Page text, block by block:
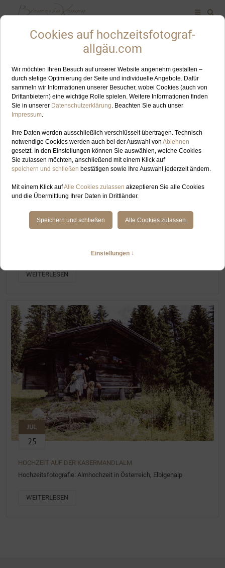
ALLES ZUM SCHLAGWORT: TIROL
AUG
HOCHZEITSFOTOGRAFIN FÜR EURE FREIE TRAUUNG IM
WEITERLESEN
JUL
25
HOCHZEIT AUF DER KASERMANDLALM
Hochzeitsfotografie: Almhochzeit in Österreich, Elbigenalp
WEITERLESEN